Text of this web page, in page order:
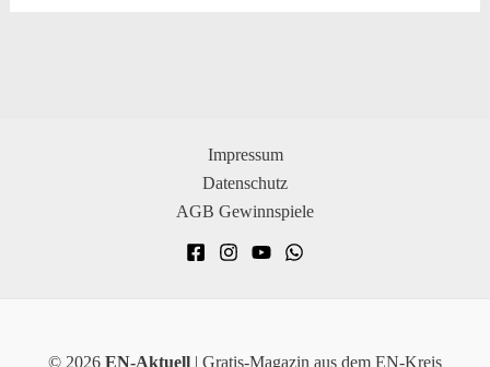
Impressum
Datenschutz
AGB Gewinnspiele
© 2026 EN-Aktuell | Gratis-Magazin aus dem EN-Kreis